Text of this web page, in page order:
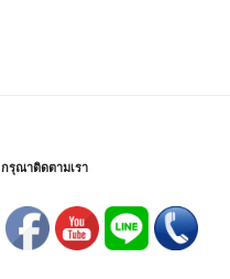
กรุณาติดตามเรา